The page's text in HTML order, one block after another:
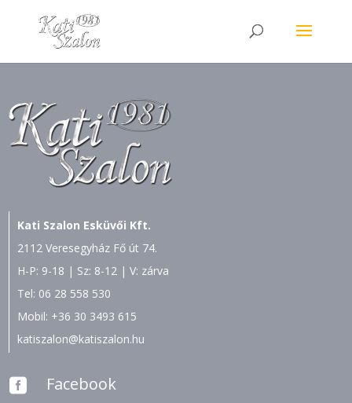
Kati Szalon Esküvői Kft.
2112 Veresegyház Fő út 74.
H-P: 9-18 | Sz: 8-12 | V: zárva
Tel: 06 28 558 530
Mobil: +36 30 3493 615
katiszalon@katiszalon.hu
 Facebook